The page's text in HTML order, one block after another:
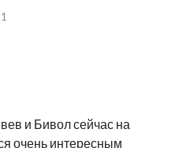
и Бивол сейчас на
очень интересным